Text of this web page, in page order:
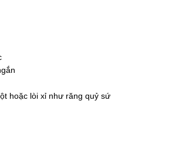
hoặc lòi xỉ như răng quỷ sứ